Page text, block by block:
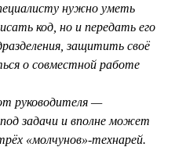
нужно уметь
код, но и передать его
защитить своё
о совместной работе
руководителя —
задачи и вполне может
«молчунов»-технарей.